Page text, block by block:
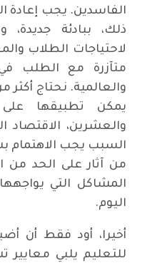
الفاسدين. يجب إعادة
ذلك، ببادئة
لاحتياجات الطلاب
متآزرة مع الطلب
والعالمية. نحتاج
يمكن تطبيقها على
والعشرين، الاقتصاد
السبب يجب الاهتمام
من آثار على الحد من
المشاكل التي
اليوم.
أخيرا، أود فقط أن
للتعليم يلبي معايير